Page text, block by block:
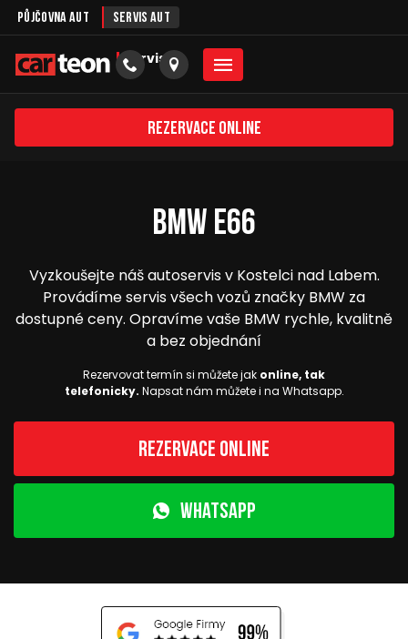
Půjčovna aut Servis aut
servis
Rezervace online
BMW E66
Vyzkoušejte náš autoservis v Kostelci nad Labem.
Provádíme servis všech vozů značky BMW za
dostupné ceny. Opravíme vaše BMW rychle, kvalitně
a bez objednání
Rezervovat termín si můžete jak online, tak
telefonicky. Napsat nám můžete i na Whatsapp.
Rezervace online
WhatsApp